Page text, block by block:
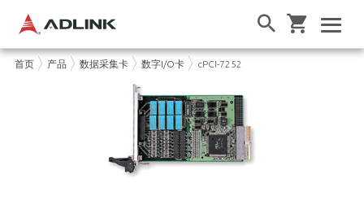
首页 产品 数据采集卡 数字I/O卡 cPCI-7252